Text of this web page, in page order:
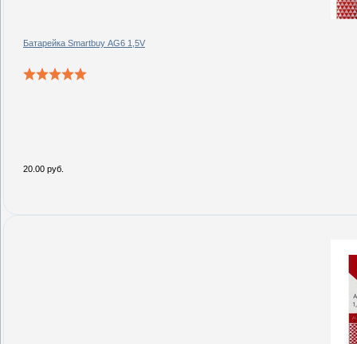
Батарейка Smartbuy AG6 1,5V
20.00 руб.